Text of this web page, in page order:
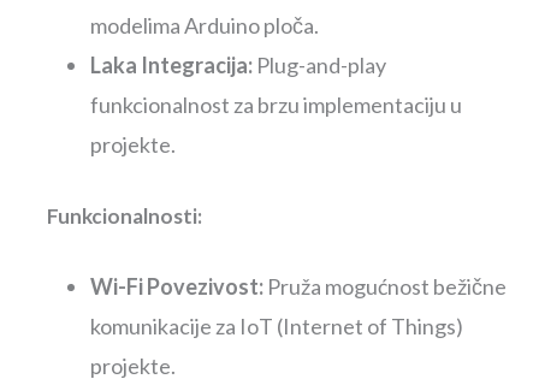
modelima Arduino ploča.
Laka Integracija: Plug-and-play
funkcionalnost za brzu implementaciju u
projekte.
Funkcionalnosti:
Wi-Fi Povezivost: Pruža mogućnost bežične
komunikacije za IoT (Internet of Things)
projekte.